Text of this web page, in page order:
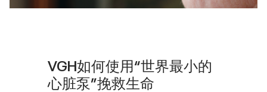
VGH如何使用“世界最小的
心脏泵”挽救生命